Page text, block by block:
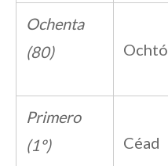
Ochenta
(80)
Ochtó
Primero
(1º)
Céad